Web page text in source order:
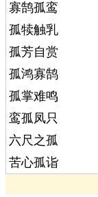
寡鹄孤鸾
孤犊触乳
孤芳自赏
孤鸿寡鹄
孤掌难鸣
鸾孤凤只
六尺之孤
苦心孤诣